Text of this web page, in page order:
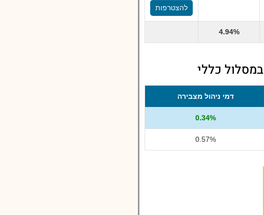
להצטרפות
4.94%
כללי
דמי ניהול מצבירה
0.34%
0.57%